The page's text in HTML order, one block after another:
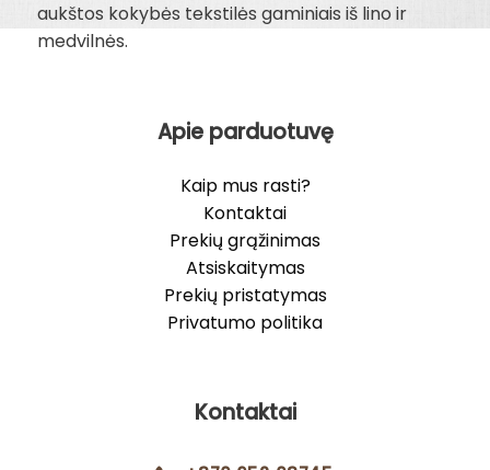
aukštos kokybės tekstilės gaminiais iš lino ir
medvilnės.
Apie parduotuvę
Kaip mus rasti?
Kontaktai
Prekių grąžinimas
Atsiskaitymas
Prekių pristatymas
Privatumo politika
Kontaktai